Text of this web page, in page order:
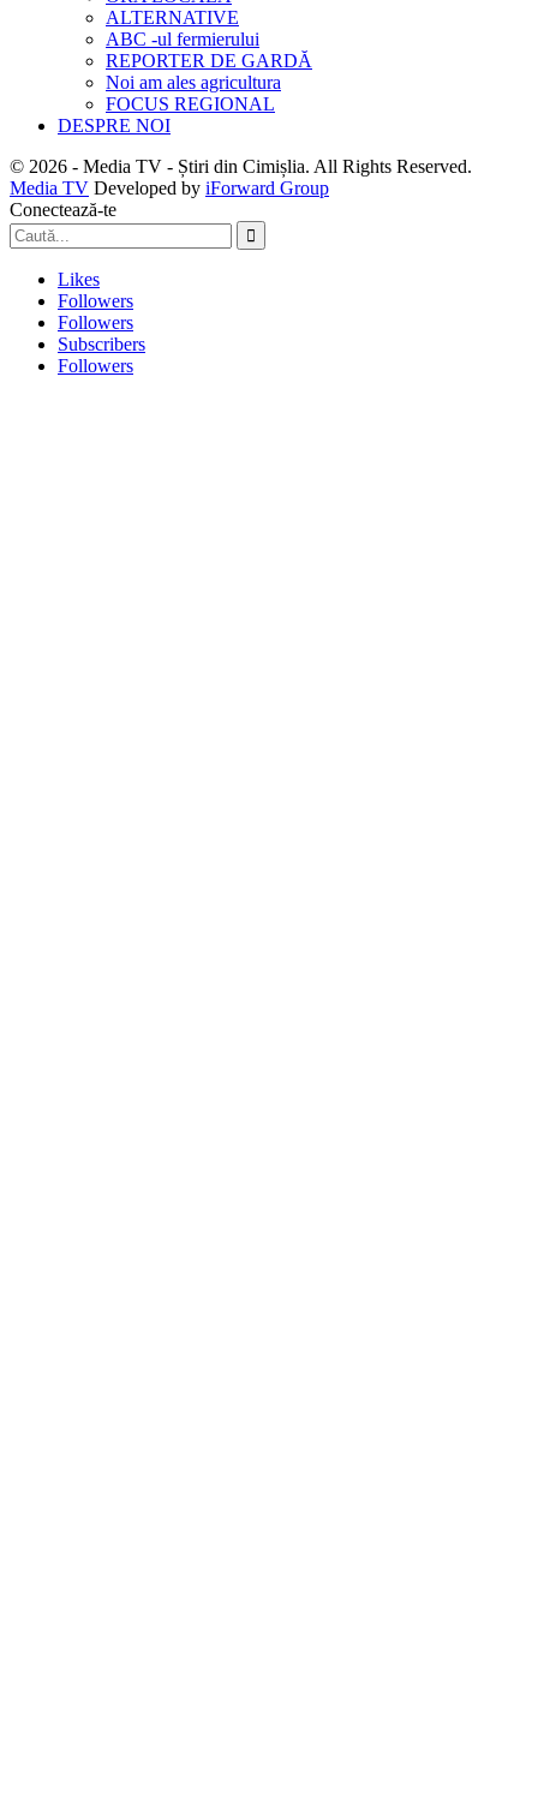
ALTERNATIVE
ABC -ul fermierului
REPORTER DE GARDĂ
Noi am ales agricultura
FOCUS REGIONAL
DESPRE NOI
© 2026 - Media TV - Știri din Cimișlia. All Rights Reserved.
Media TV Developed by iForward Group
Conectează-te
Likes
Followers
Followers
Subscribers
Followers